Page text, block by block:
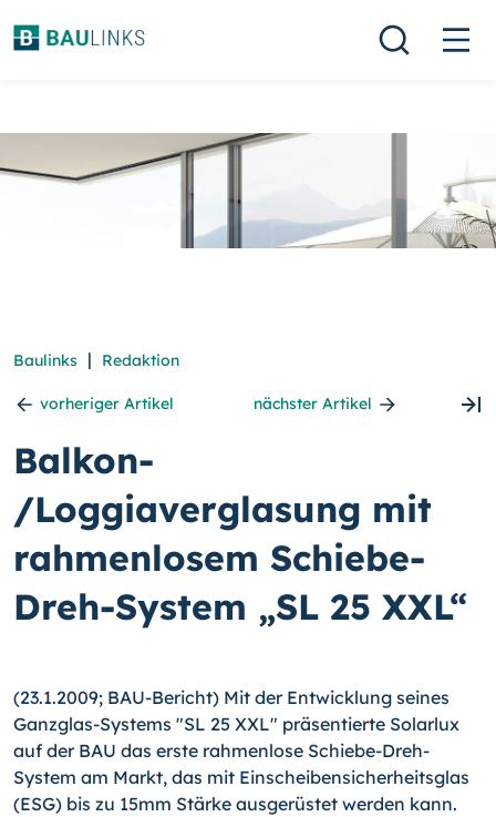
Baulinks | Redaktion
vorheriger Artikel nächster Artikel
Balkon-
/Loggiaverglasung mit
rahmenlosem Schiebe-
Dreh-System „SL 25 XXL“
(23.1.2009; BAU-Bericht) Mit der Entwicklung seines
Ganzglas-Systems "SL 25 XXL" präsentierte Solarlux
auf der BAU das erste rahmenlose Schiebe-Dreh-
System am Markt, das mit Einscheibensicherheitsglas
(ESG) bis zu 15mm Stärke ausgerüstet werden kann.